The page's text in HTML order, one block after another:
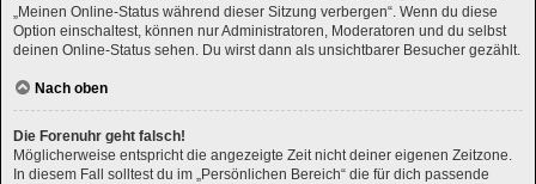
„Meinen Online-Status während dieser Sitzung verbergen“. Wenn du diese
Option einschaltest, können nur Administratoren, Moderatoren und du selbst
deinen Online-Status sehen. Du wirst dann als unsichtbarer Besucher gezählt.
Nach oben
Die Forenuhr geht falsch!
Möglicherweise entspricht die angezeigte Zeit nicht deiner eigenen Zeitzone.
In diesem Fall solltest du im „Persönlichen Bereich“ die für dich passende